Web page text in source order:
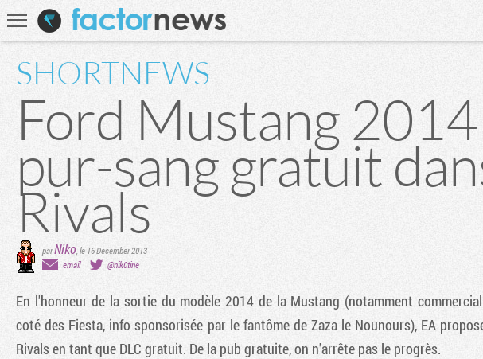
Recherche
SHORTNEWS
Ford Mustang
pur-sang gratuit
Rivals
parNiko,le 16 December 2013
email
@nik0tine
En l'honneur de la sortie du modèle 2014 de la Mustang (notamment
coté des Fiesta, info sponsorisée par le fantôme de Zaza le Nounours), EA
Rivalsen tant que DLC gratuit. De la pub gratuite, on n'arrête pas le progrès.